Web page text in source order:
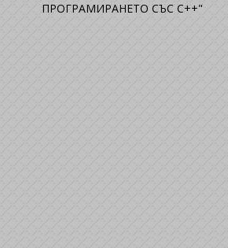
ПРОГРАМИРАНЕТО СЪС C++"